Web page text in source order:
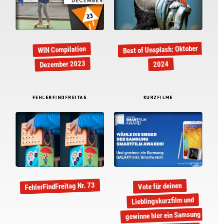
WIN Compilation
Dezember 2023
Best of Unsplash: Oktober
2024
FEHLERFINDFREITAG
FehlerFindFreitag Nr. 73
KURZFILME
Vote für deinen
Lieblingskurzfilm und
gewinne hier ein Samsung